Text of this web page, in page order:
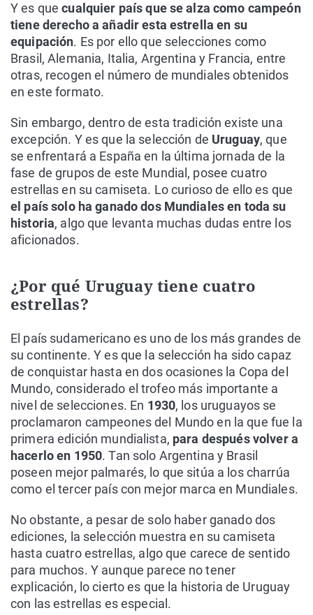
Y es quecualquier país que se alza como campeón
tiene derecho a añadir esta estrella en su
equipación. Es por ello que selecciones como
Brasil, Alemania, Italia, Argentina y Francia, entre
otras, recogen el número de mundiales obtenidos
en este formato.
Sin embargo, dentro de esta tradición existe una
excepción. Y es que la selección de Uruguay, que
se enfrentará a España en la última jornada de la
fase de grupos de este Mundial, posee cuatro
estrellas en su camiseta. Lo curioso de ello es que
el país solo ha ganado dos Mundiales en toda su
historia, algo que levanta muchas dudas entre los
aficionados.
¿Por qué Uruguay tiene cuatro
estrellas?
El país sudamericano es uno de los más grandes de
su continente. Y es que la selección ha sido capaz
de conquistar hasta en dos ocasiones la Copa del
Mundo, considerado el trofeo más importante a
nivel de selecciones. En 1930, los uruguayos se
proclamaron campeones del Mundo en la que fue la
primera edición mundialista, para después volver a
hacerlo en 1950. Tan solo Argentina y Brasil
poseen mejor palmarés, lo que sitúa a los charrúa
como el tercer país con mejor marca en Mundiales.
No obstante, a pesar de solo haber ganado dos
ediciones, la selección muestra en su camiseta
hasta cuatro estrellas, algo que carece de sentido
para muchos. Y aunque parece no tener
explicación, lo cierto es que la historia de Uruguay
con las estrellas es especial.